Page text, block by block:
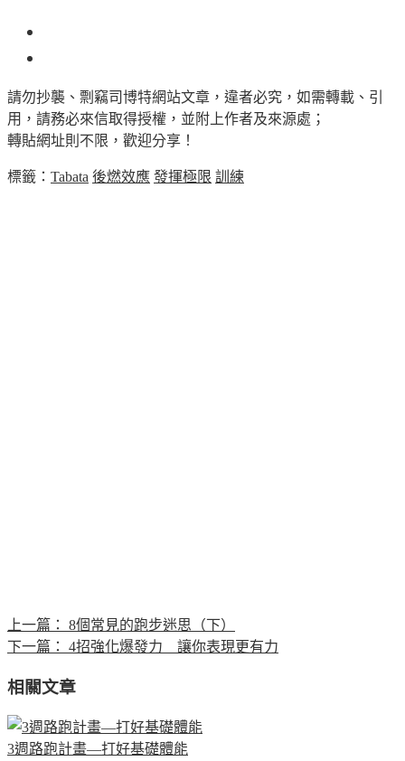
請勿抄襲、剽竊司博特網站文章，違者必究，如需轉載、引
用，請務必來信取得授權，並附上作者及來源處；
轉貼網址則不限，歡迎分享！
標籤： Tabata 後燃效應 發揮極限 訓練
上一篇：
8個常見的跑步迷思（下）
下一篇：
4招強化爆發力 讓你表現更有力
相關文章
3週路跑計畫—打好基礎體能